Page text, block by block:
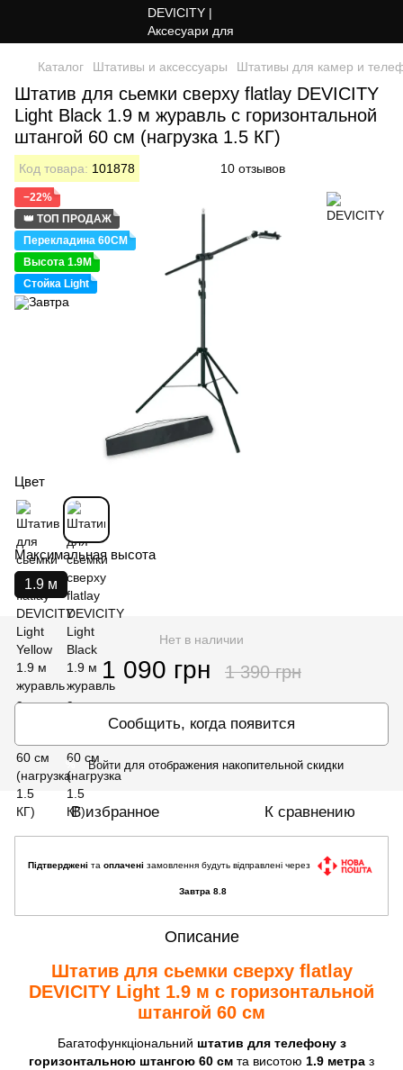
Каталог Штативы и аксессуары Штативы для камер и
Штатив для сьемки сверху flatlay DEVICITY
Light Black 1.9 м журавль с горизонтальной
штангой 60 см (нагрузка 1.5 КГ)
Код товара: 101878 10 отзывов
−22%
👑 ТОП ПРОДАЖ
Перекладина 60СМ
Высота 1.9М
Стойка Light
Цвет
Максимальная высота
1.9 м
Нет в наличии
1 090 грн 1 390 грн
Сообщить, когда появится
% Войти для отображения накопительной скидки
В избранное К сравнению
Підтверджені та оплачені замовлення будуть відправлені через
Завтра 8.8
Описание
Штатив для сьемки сверху flatlay
DEVICITY Light 1.9 м с горизонтальной
штангой 60 см
Багатофункціональний штатив для телефону з
горизонтальною штангою 60 см та висотою 1.9 метра з